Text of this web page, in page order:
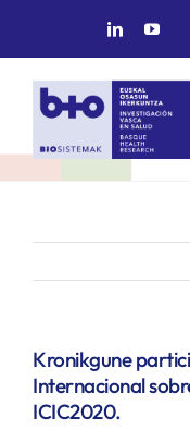
INICIO
GRUPOS DE
Kronikgune
Internacional
ICIC2020.